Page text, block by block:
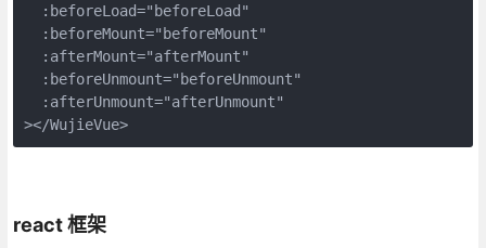
  :beforeLoad="beforeLoad"
  :beforeMount="beforeMount"
  :afterMount="afterMount"
  :beforeUnmount="beforeUnmount"
  :afterUnmount="afterUnmount"
></WujieVue>
react 框架